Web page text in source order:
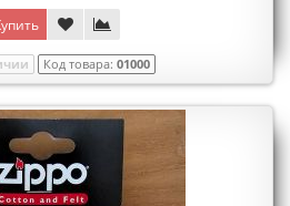
Код товара: 01000